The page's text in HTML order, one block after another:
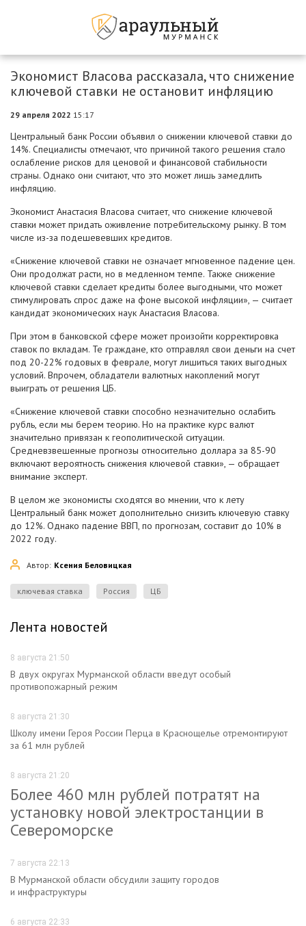
Экономист Власова рассказала, что снижение
ключевой ставки не остановит инфляцию
29 апреля 2022 15:17
Центральный банк России объявил о снижении ключевой ставки до
14%. Специалисты отмечают, что причиной такого решения стало
ослабление рисков для ценовой и финансовой стабильности
страны. Однако они считают, что это может лишь замедлить
инфляцию.
Экономист Анастасия Власова считает, что снижение ключевой
ставки может придать оживление потребительскому рынку. В том
числе из-за подешевевших кредитов.
«Снижение ключевой ставки не означает мгновенное падение цен.
Они продолжат расти, но в медленном темпе. Также снижение
ключевой ставки сделает кредиты более выгодными, что может
стимулировать спрос даже на фоне высокой инфляции», — считает
кандидат экономических наук Анастасия Власова.
При этом в банковской сфере может произойти корректировка
ставок по вкладам. Те граждане, кто отправлял свои деньги на счет
под 20-22% годовых в феврале, могут лишиться таких выгодных
условий. Впрочем, обладатели валютных накоплений могут
выиграть от решения ЦБ.
«Снижение ключевой ставки способно незначительно ослабить
рубль, если мы берем теорию. Но на практике курс валют
значительно привязан к геополитической ситуации.
Средневзвешенные прогнозы относительно доллара за 85-90
включают вероятность снижения ключевой ставки», — обращает
внимание эксперт.
В целом же экономисты сходятся во мнении, что к лету
Центральный банк может дополнительно снизить ключевую ставку
до 12%. Однако падение ВВП, по прогнозам, составит до 10% в
2022 году.
Автор: Ксения Беловицкая
ключевая ставка Россия ЦБ
Лента новостей
8 августа 21:50
В двух округах Мурманской области введут особый
противопожарный режим
8 августа 21:30
Школу имени Героя России Перца в Краснощелье отремонтируют
за 61 млн рублей
8 августа 21:20
Более 460 млн рублей потратят на
установку новой электростанции в
Североморске
7 августа 22:13
В Мурманской области обсудили защиту городов
и инфраструктуры
6 августа 22:33